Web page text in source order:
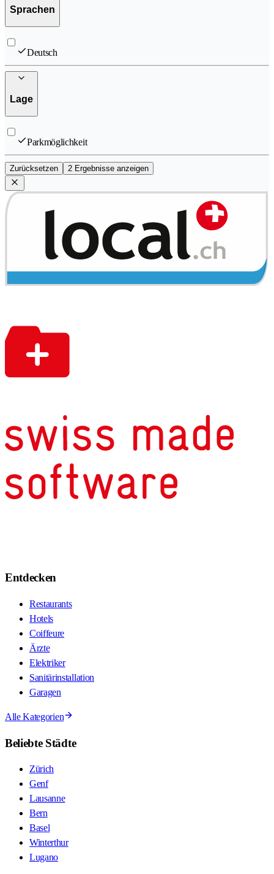
Sprachen
Deutsch
Lage
Parkmöglichkeit
Zurücksetzen 2 Ergebnisse anzeigen
Entdecken
Restaurants
Hotels
Coiffeure
Ärzte
Elektriker
Sanitärinstallation
Garagen
Alle Kategorien
Beliebte Städte
Zürich
Genf
Lausanne
Bern
Basel
Winterthur
Lugano